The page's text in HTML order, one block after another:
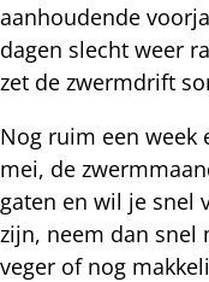
aanhoudende
dagen slecht weer
zet de zwermdrift
Nog ruim een week
mei, de
gaten en wil je snel
zijn, neem dan snel
veger of nog